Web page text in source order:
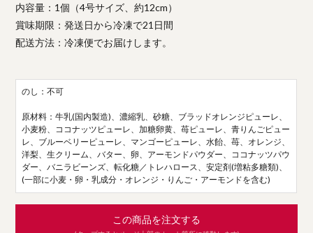
内容量：1個（4号サイズ、約12cm）
賞味期限：発送日から冷凍で21日間
配送方法：冷凍便でお届けします。
のし：不可
原材料：牛乳(国内製造)、濃縮乳、砂糖、ブラッドオレンジピューレ、
小麦粉、ココナッツピューレ、加糖卵黄、苺ピューレ、青りんごピュー
レ、ブルーベリーピューレ、マンゴーピューレ、水飴、苺、オレンジ、
洋梨、生クリーム、バター、卵、アーモンドパウダー、ココナッツパウ
ダー、バニラビーンズ、転化糖／トレハロース、安定剤(増粘多糖類)、
(一部に小麦・卵・乳成分・オレンジ・りんご・アーモンドを含む)
この商品を注文する